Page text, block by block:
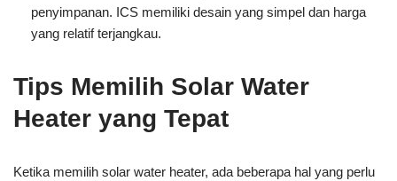
penyimpanan. ICS memiliki desain yang simpel dan harga
yang relatif terjangkau.
Tips Memilih Solar Water
Heater yang Tepat
Ketika memilih solar water heater, ada beberapa hal yang perlu